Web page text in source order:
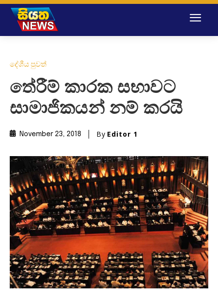
දේශීය පුවත්
තේරීම් කාරක සභාවට
සාමාජිකයන් නම් කරයි
November 23, 2018 By Editor 1